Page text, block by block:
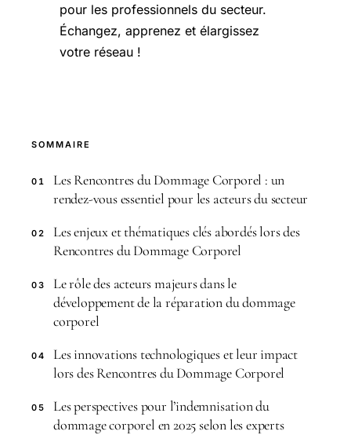
pour les professionnels du secteur.
Échangez, apprenez et élargissez
votre réseau !
SOMMAIRE
01
Les Rencontres du Dommage Corporel : un
rendez-vous essentiel pour les acteurs du secteur
02
Les enjeux et thématiques clés abordés lors des
Rencontres du Dommage Corporel
03
Le rôle des acteurs majeurs dans le
développement de la réparation du dommage
corporel
04
Les innovations technologiques et leur impact
lors des Rencontres du Dommage Corporel
05
Les perspectives pour l’indemnisation du
dommage corporel en 2025 selon les experts